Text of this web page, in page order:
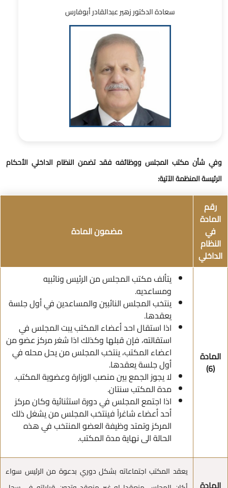
سعادة الدكتور زهير عبدالقادر أبوفارس
وفي شأن مكتب المجلس ووظائفه فقد تضمن النظام الداخلي الأحكام
الرئيسة المنظمة الآتية:
رقم
المادة
في
النظام
مضمون المادة
المادة
يتألف مكتب المجلس من الرئيس ونائبيه
ومساعديه.
ينتخب المجلس النائبين والمساعدين في أول جلسة
يعقدها.
اذا استقال احد أعضاء المكتب يبت المجلس في
استقالته، فإن قبلها وكذلك اذا شغر مركز عضو من
اعضاء المكتب، ينتخب المجلس من يحل محله في
أول جلسة يعقدها.
لا يجوز الجمع بين منصب الوزارة وعضوية المكتب.
مدة المكتب سنتان.
اذا اجتمع المجلس في دورة استثنائية وكان مركز
أحد أعضاء شاغراً فينتخب المجلس من يشغل ذلك
المركز وتمتد وظيفة العضو المنتخب في هذه
الحالة الى نهاية مدة المكتب.
يعقد المكتب اجتماعاته بشكل دوري بدعوة من الرئيس سواء